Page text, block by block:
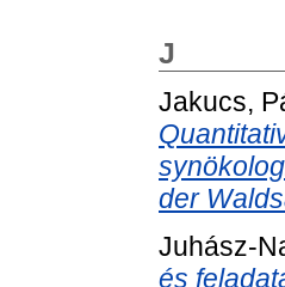
J
Jakucs,
der
Juhász-
és